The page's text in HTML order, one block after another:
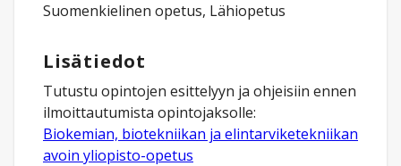
Suomenkielinen opetus, Lähiopetus
Lisätiedot
Tutustu opintojen esittelyyn ja ohjeisiin ennen
ilmoittautumista opintojaksolle:
Biokemian, biotekniikan ja elintarviketekniikan
avoin yliopisto-opetus